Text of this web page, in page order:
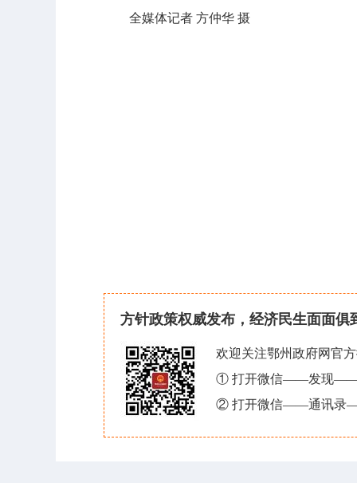
全媒体记者 方仲华 摄
方针政策权威发布，经济民生面面俱
欢迎关注鄂州政府网官
① 打开微信——发现——
② 打开微信——通讯录